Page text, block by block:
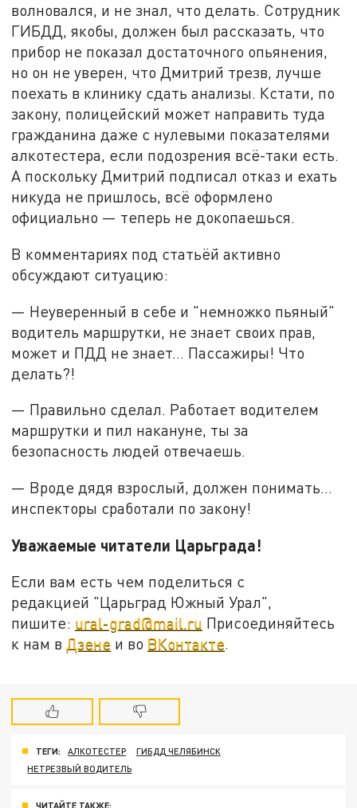
волновался, и не знал, что делать. Сотрудник
ГИБДД, якобы, должен был рассказать, что
прибор не показал достаточного опьянения,
но он не уверен, что Дмитрий трезв, лучше
поехать в клинику сдать анализы. Кстати, по
закону, полицейский может направить туда
гражданина даже с нулевыми показателями
алкотестера, если подозрения всё-таки есть.
А поскольку Дмитрий подписал отказ и ехать
никуда не пришлось, всё оформлено
официально — теперь не докопаешься.
В комментариях под статьёй активно
обсуждают ситуацию:
— Неуверенный в себе и "немножко пьяный"
водитель маршрутки, не знает своих прав,
может и ПДД не знает… Пассажиры! Что
делать?!
— Правильно сделал. Работает водителем
маршрутки и пил накануне, ты за
безопасность людей отвечаешь.
— Вроде дядя взрослый, должен понимать...
инспекторы сработали по закону!
Уважаемые читатели Царьграда!
Если вам есть чем поделиться с
редакцией "Царьград Южный Урал",
пишите: ural-grad@mail.ru Присоединяйтесь
к нам в Дзене и во ВКонтакте.
ТЕГИ: АЛКОТЕСТЕР
ГИБДД ЧЕЛЯБИНСК
НЕТРЕЗВЫЙ ВОДИТЕЛЬ
ЧИТАЙТЕ ТАКЖЕ: